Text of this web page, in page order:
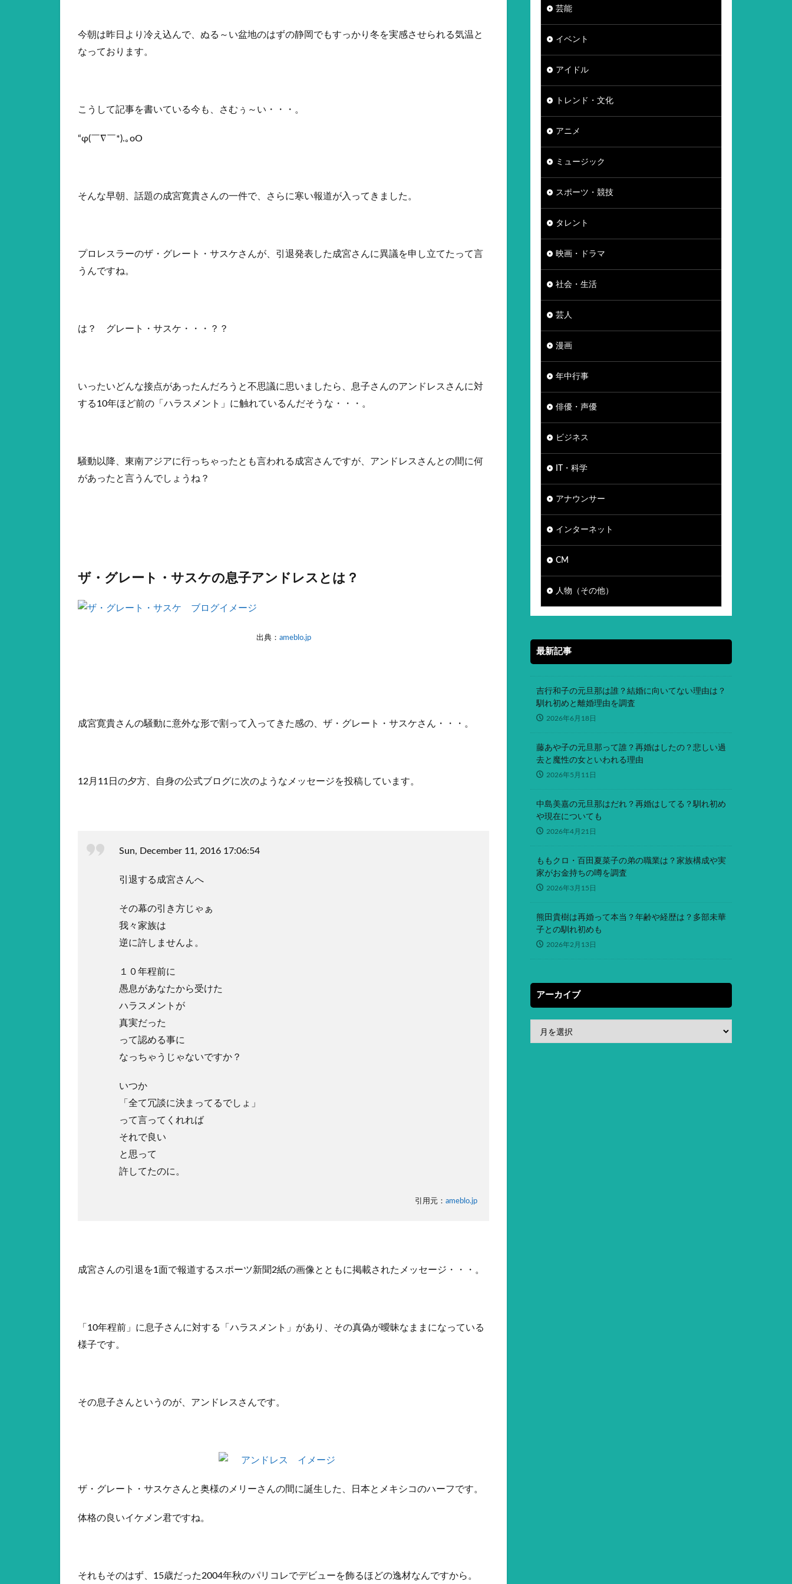
今朝は昨日より冷え込んで、ぬる～い盆地のはずの静岡でもすっかり冬を実感させられる気温と
なっております。
こうして記事を書いている今も、さむぅ～い・・・。
“φ(￣∇￣*).｡oO
そんな早朝、話題の成宮寛貴さんの一件で、さらに寒い報道が入ってきました。
プロレスラーのザ・グレート・サスケさんが、引退発表した成宮さんに異議を申し立てたって言
うんですね。
は？ グレート・サスケ・・・？？
いったいどんな接点があったんだろうと不思議に思いましたら、息子さんのアンドレスさんに対
する10年ほど前の「ハラスメント」に触れているんだそうな・・・。
騒動以降、東南アジアに行っちゃったとも言われる成宮さんですが、アンドレスさんとの間に何
があったと言うんでしょうね？
ザ・グレート・サスケの息子アンドレスとは？
出典： ameblo.jp
成宮寛貴さんの騒動に意外な形で割って入ってきた感の、ザ・グレート・サスケさん・・・。
12月11日の夕方、自身の公式ブログに次のようなメッセージを投稿しています。
Sun, December 11, 2016 17:06:54
引退する成宮さんへ
その幕の引き方じゃぁ
我々家族は
逆に許しませんよ。
１０年程前に
愚息があなたから受けた
ハラスメントが
真実だった
って認める事に
なっちゃうじゃないですか？
いつか
「全て冗談に決まってるでしょ」
って言ってくれれば
それで良い
と思って
許してたのに。
引用元： ameblo.jp
成宮さんの引退を1面で報道するスポーツ新聞2紙の画像とともに掲載されたメッセージ・・・。
「10年程前」に息子さんに対する「ハラスメント」があり、その真偽が曖昧なままになっている
様子です。
その息子さんというのが、アンドレスさんです。
ザ・グレート・サスケさんと奥様のメリーさんの間に誕生した、日本とメキシコのハーフです。
体格の良いイケメン君ですね。
それもそのはず、15歳だった2004年秋のパリコレでデビューを飾るほどの逸材なんですから。
芸能
イベント
アイドル
トレンド・文化
アニメ
ミュージック
スポーツ・競技
タレント
映画・ドラマ
社会・生活
芸人
漫画
年中行事
俳優・声優
ビジネス
IT・科学
アナウンサー
インターネット
CM
人物（その他）
最新記事
吉行和子の元旦那は誰？結婚に向いてない理由は？
馴れ初めと離婚理由を調査
2026年6月18日
藤あや子の元旦那って誰？再婚はしたの？悲しい過
去と魔性の女といわれる理由
2026年5月11日
中島美嘉の元旦那はだれ？再婚はしてる？馴れ初め
や現在についても
2026年4月21日
ももクロ・百田夏菜子の弟の職業は？家族構成や実
家がお金持ちの噂を調査
2026年3月15日
熊田貴樹は再婚って本当？年齢や経歴は？多部未華
子との馴れ初めも
2026年2月13日
アーカイブ